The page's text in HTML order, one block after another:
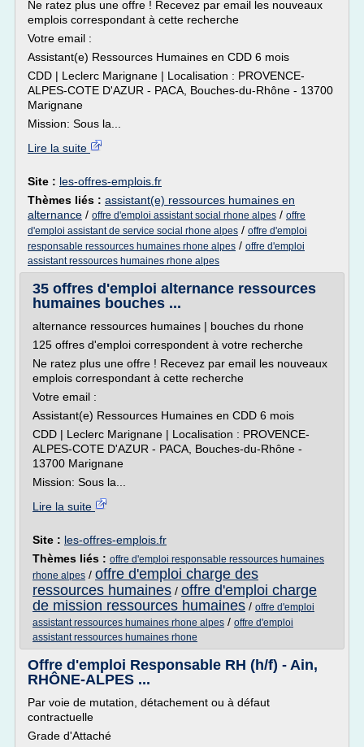
Ne ratez plus une offre ! Recevez par email les nouveaux
emplois correspondant à cette recherche
Votre email :
Assistant(e) Ressources Humaines en CDD 6 mois
CDD | Leclerc Marignane | Localisation : PROVENCE-
ALPES-COTE D'AZUR - PACA, Bouches-du-Rhône - 13700
Marignane
Mission: Sous la...
Lire la suite
Site : les-offres-emplois.fr
Thèmes liés : assistant(e) ressources humaines en
alternance / offre d'emploi assistant social rhone alpes / offre
d'emploi assistant de service social rhone alpes / offre d'emploi
responsable ressources humaines rhone alpes / offre d'emploi
assistant ressources humaines rhone alpes
35 offres d'emploi alternance ressources
humaines bouches ...
alternance ressources humaines | bouches du rhone
125 offres d'emploi correspondent à votre recherche
Ne ratez plus une offre ! Recevez par email les nouveaux
emplois correspondant à cette recherche
Votre email :
Assistant(e) Ressources Humaines en CDD 6 mois
CDD | Leclerc Marignane | Localisation : PROVENCE-
ALPES-COTE D'AZUR - PACA, Bouches-du-Rhône -
13700 Marignane
Mission: Sous la...
Lire la suite
Site : les-offres-emplois.fr
Thèmes liés : offre d'emploi responsable ressources humaines
rhone alpes / offre d'emploi charge des
ressources humaines / offre d'emploi charge
de mission ressources humaines / offre d'emploi
assistant ressources humaines rhone alpes / offre d'emploi
assistant ressources humaines rhone
Offre d'emploi Responsable RH (h/f) - Ain,
RHÔNE-ALPES ...
Par voie de mutation, détachement ou à défaut
contractuelle
Grade d'Attaché